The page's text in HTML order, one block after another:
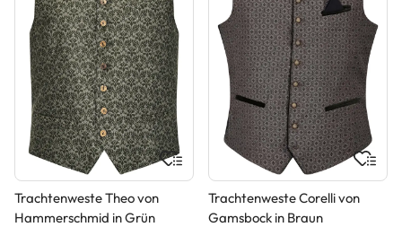
Trachtenweste Theo von
Hammerschmid in Grün
Trachtenweste Corelli von
Gamsbock in Braun